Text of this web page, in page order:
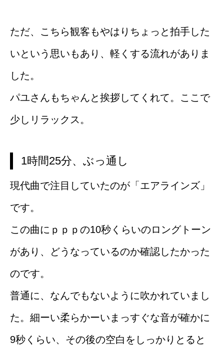
ただ、こちら観客もやはりちょっと拍手した
いという思いもあり、軽くする流れがありま
した。
パユさんもちゃんと挨拶してくれて。ここで
少しリラックス。
1時間25分、ぶっ通し
現代曲で注目していたのが「エアラインズ」
です。
この曲にｐｐｐの10秒くらいのロングトーン
があり、どうなっているのか確認したかった
のです。
普通に、なんでもないように吹かれていまし
た。細ーい柔らかーいまっすぐな音が確かに
9秒くらい、その後の空白をしっかりとると